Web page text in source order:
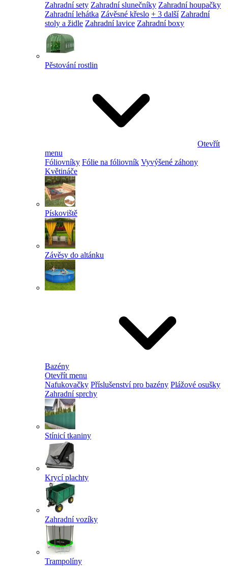
Zahradní sety Zahradní slunečníky Zahradní houpačky
Zahradní lehátka Závěsné křeslo + 3 další Zahradní
stoly a židle Zahradní lavice Zahradní boxy
Pěstování rostlin
Otevřít
menu
Fóliovníky Fólie na fóliovník Vyvýšené záhony
Květináče
Pískoviště
Závěsy do altánku
Bazény
Otevřít menu
Nafukovačky Příslušenství pro bazény Plážové osušky
Zahradní sprchy
Stínicí tkaniny
Krycí plachty
Zahradní vozíky
Trampolíny